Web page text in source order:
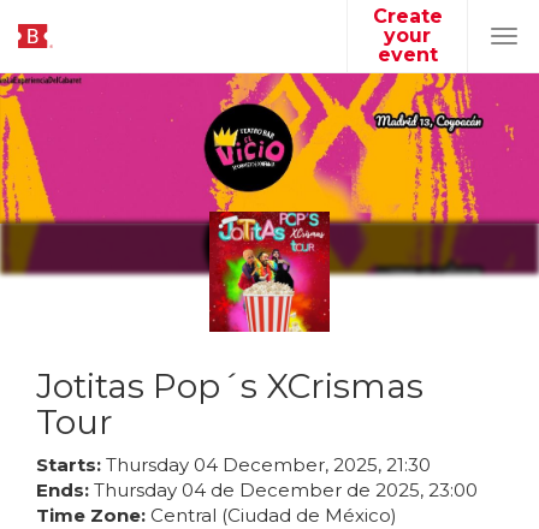
Create
your
event
Jotitas Pop´s XCrismas
Tour
Starts: Thursday 04 December, 2025, 21:30
Ends: Thursday 04 de December de 2025, 23:00
Time Zone: Central (Ciudad de México)